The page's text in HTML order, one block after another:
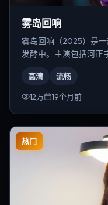
雾岛回响
雾岛回响（2025）是
发酵中。主演包括河正
高清 流畅
12万 19个月前
热门